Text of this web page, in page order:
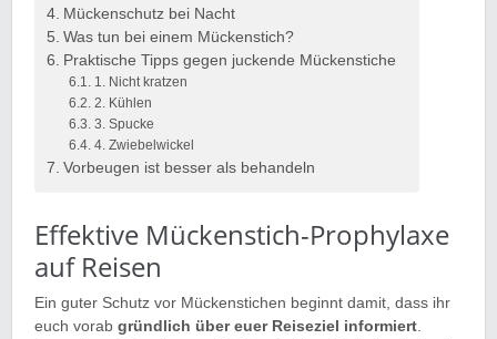
Mückenschutz bei Nacht
Was tun bei einem Mückenstich?
Praktische Tipps gegen juckende Mückenstiche
1. Nicht kratzen
2. Kühlen
3. Spucke
4. Zwiebelwickel
Vorbeugen ist besser als behandeln
Effektive Mückenstich-Prophylaxe
auf Reisen
Ein guter Schutz vor Mückenstichen beginnt damit, dass ihr
euch vorab gründlich über euer Reiseziel informiert